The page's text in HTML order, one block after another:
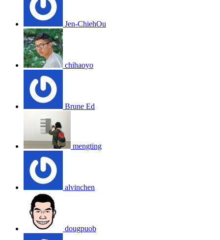
Jen-ChiehOu
chihaoyo
Brune Ed
mengting
alvinchen
dougpuob